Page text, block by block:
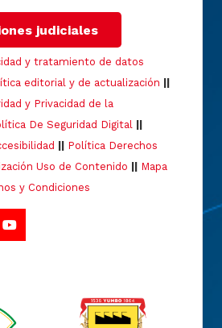
judiciales
y tratamiento de datos
editorial y de actualización
y Privacidad de la
De Seguridad Digital
Política Derechos
Uso de Contenido
Mapa
y Condiciones